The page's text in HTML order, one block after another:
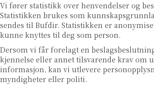
Vi fører statistikk over henvendelser og
Statistikken brukes som
sendes til Bufdir. Statistikken er
kunne knyttes til deg som person.
Dersom vi får forelagt en
kjennelse eller annet tilsvarende krav om
informasjon, kan vi utlevere
myndigheter eller politi.